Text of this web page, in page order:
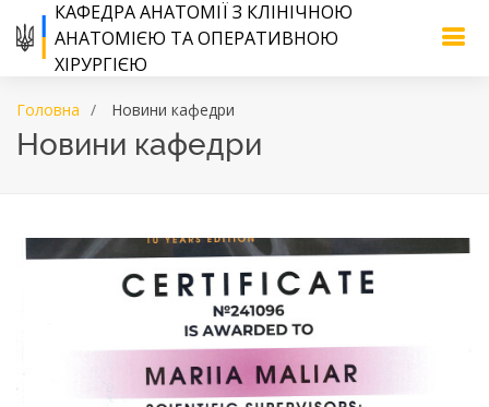
КАФЕДРА АНАТОМІЇ З КЛІНІЧНОЮ
АНАТОМІЄЮ ТА ОПЕРАТИВНОЮ
ХІРУРГІЄЮ
Головна Новини кафедри
Новини кафедри